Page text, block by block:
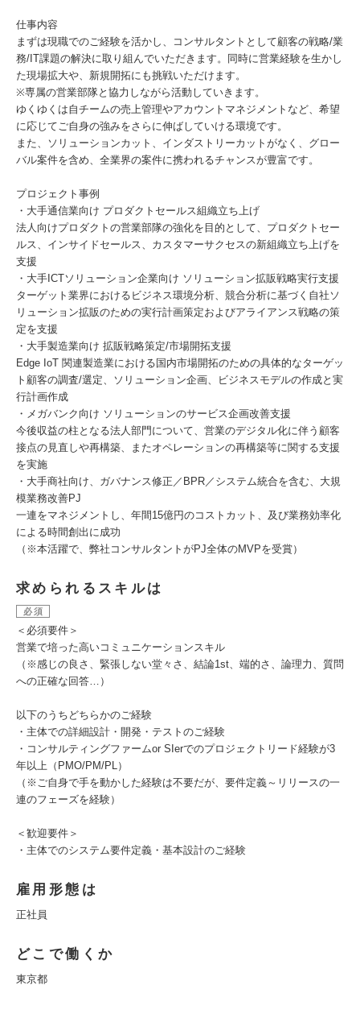
仕事内容
まずは現職でのご経験を活かし、コンサルタントとして顧客の戦略/業
務/IT課題の解決に取り組んでいただきます。同時に営業経験を生かし
た現場拡大や、新規開拓にも挑戦いただけます。
※専属の営業部隊と協力しながら活動していきます。
ゆくゆくは自チームの売上管理やアカウントマネジメントなど、希望
に応じてご自身の強みをさらに伸ばしていける環境です。
また、ソリューションカット、インダストリーカットがなく、グロー
バル案件を含め、全業界の案件に携われるチャンスが豊富です。
プロジェクト事例
・大手通信業向け プロダクトセールス組織立ち上げ
法人向けプロダクトの営業部隊の強化を目的として、プロダクトセー
ルス、インサイドセールス、カスタマーサクセスの新組織立ち上げを
支援
・大手ICTソリューション企業向け ソリューション拡販戦略実行支援
ターゲット業界におけるビジネス環境分析、競合分析に基づく自社ソ
リューション拡販のための実行計画策定およびアライアンス戦略の策
定を支援
・大手製造業向け 拡販戦略策定/市場開拓支援
Edge IoT 関連製造業における国内市場開拓のための具体的なターゲッ
ト顧客の調査/選定、ソリューション企画、ビジネスモデルの作成と実
行計画作成
・メガバンク向け ソリューションのサービス企画改善支援
今後収益の柱となる法人部門について、営業のデジタル化に伴う顧客
接点の見直しや再構築、またオペレーションの再構築等に関する支援
を実施
・大手商社向け、ガバナンス修正／BPR／システム統合を含む、大規
模業務改善PJ
一連をマネジメントし、年間15億円のコストカット、及び業務効率化
による時間創出に成功
（※本活躍で、弊社コンサルタントがPJ全体のMVPを受賞）
求められるスキルは
必須
＜必須要件＞
営業で培った高いコミュニケーションスキル
（※感じの良さ、緊張しない堂々さ、結論1st、端的さ、論理力、質問
への正確な回答…）
以下のうちどちらかのご経験
・主体での詳細設計・開発・テストのご経験
・コンサルティングファームor SIerでのプロジェクトリード経験が3
年以上（PMO/PM/PL）
（※ご自身で手を動かした経験は不要だが、要件定義～リリースの一
連のフェーズを経験）
＜歓迎要件＞
・主体でのシステム要件定義・基本設計のご経験
雇用形態は
正社員
どこで働くか
東京都